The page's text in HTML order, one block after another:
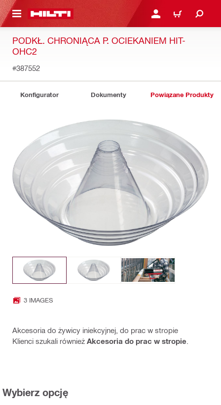
GŁÓWNEJ ZALOGUJ SIĘ LUB
KOSZYK
PODKŁ. CHRONIĄCA P. OCIEKANIEM HIT-
OHC2
#387552
Konfigurator Dokumenty Powiązane Produkty
3 IMAGES
Akcesoria do żywicy iniekcyjnej, do prac w stropie
Klienci szukali również Akcesoria do prac w stropie
Wybierz opcję